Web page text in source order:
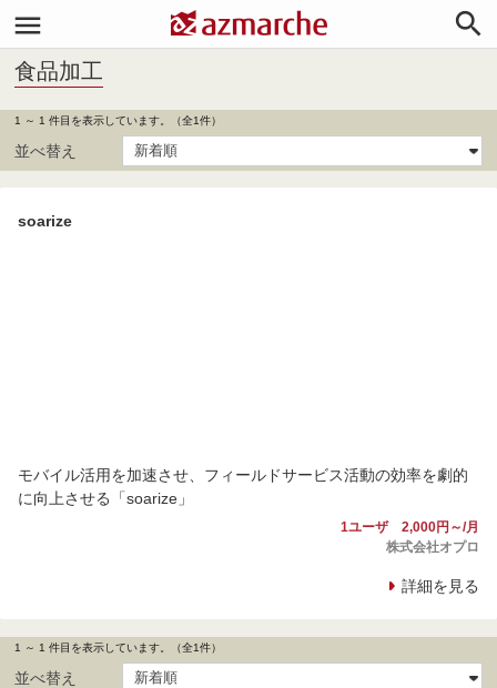


食品加工
1 ～ 1 件目を表示しています。（全1件）
並べ替え
soarize
モバイル活用を加速させ、フィールドサービス活動の効率を劇的
に向上させる「soarize」
1ユーザ 2,000円～/月
株式会社オプロ
詳細を見る
1 ～ 1 件目を表示しています。（全1件）
並べ替え